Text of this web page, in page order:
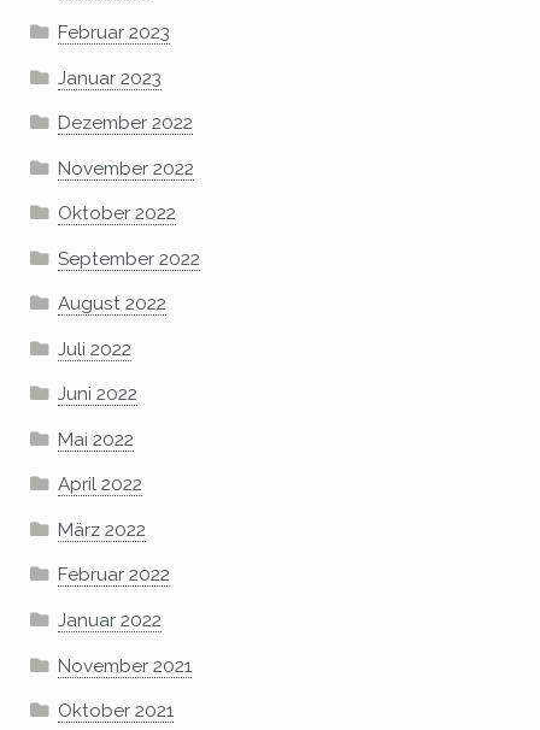
Februar 2023
Januar 2023
Dezember 2022
November 2022
Oktober 2022
September 2022
August 2022
Juli 2022
Juni 2022
Mai 2022
April 2022
März 2022
Februar 2022
Januar 2022
November 2021
Oktober 2021